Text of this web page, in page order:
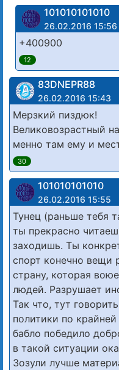
101010101010
26.02.2016 15:56
+400900
12
83DNЕРR88
26.02.2016 15:43
Мерзкий пиздюк!
Великовозрастный
менно там ему и
30
101010101010
26.02.2016 15:55
Тунец (раньше тебя
ты прекрасно
заходишь. Ты
спорт конечно вещи
страну, которая
людей. Разрушает
Так что, тут
политики по
бабло победило
в такой ситуации
Зозули лучше